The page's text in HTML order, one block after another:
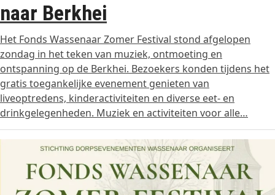
naar Berkhei
Het Fonds Wassenaar Zomer Festival stond afgelopen
zondag in het teken van muziek, ontmoeting en
ontspanning op de Berkhei. Bezoekers konden tijdens het
gratis toegankelijke evenement genieten van
liveoptredens, kinderactiviteiten en diverse eet- en
drinkgelegenheden. Muziek en activiteiten voor alle…